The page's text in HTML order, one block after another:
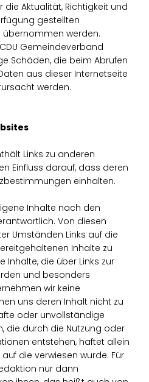
Aktualität, Richtigkeit und
gestellten
werden.
Gemeindeverband
Schäden, die beim Abrufen
aus dieser Internetseite
werden.
Links zu anderen
Einfluss darauf, dass deren
einhalten.
Inhalte nach den
Von diesen
Umständen Links auf die
Inhalte zu
Inhalte, die über Links zur
und besonders
wir keine
uns deren Inhalt nicht zu
oder unvollständige
die durch die Nutzung oder
entstehen, haftet allein
die verwiesen wurde. Für
nur dann